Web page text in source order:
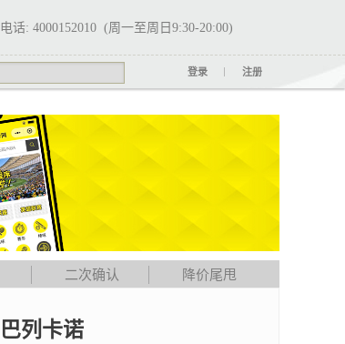
话: 4000152010 (周一至周日9:30-20:00)
登录 注册
二次确认 降价尾甩
列卡诺